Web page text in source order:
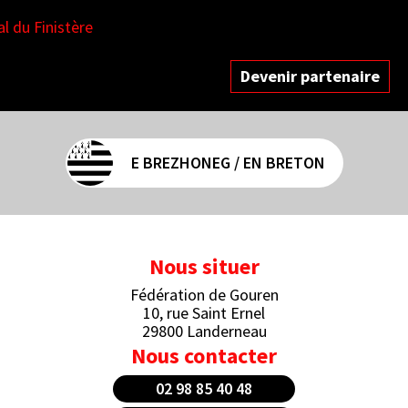
Devenir partenaire
E BREZHONEG / EN BRETON
Nous situer
Fédération de Gouren
10, rue Saint Ernel
29800 Landerneau
Nous contacter
02 98 85 40 48